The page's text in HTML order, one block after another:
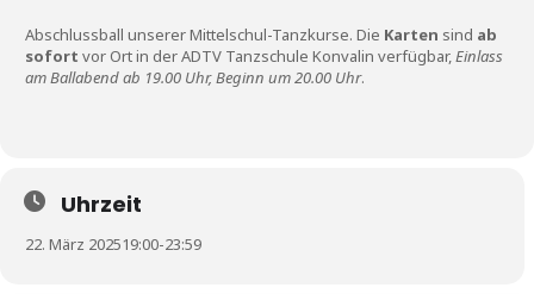
Abschlussball unserer Mittelschul-Tanzkurse. Die Karten sind ab
sofort vor Ort in der ADTV Tanzschule Konvalin verfügbar,Einlass
am Ballabend ab 19.00 Uhr, Beginn um 20.00 Uhr.
Uhrzeit
22. März 202519:00-23:59